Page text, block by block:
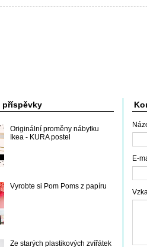
příspěvky
Originální proměny nábytku
Ikea - KURA postel
Vyrobte si Pom Poms z papíru
Ze starých plastikových zvířátek
E-